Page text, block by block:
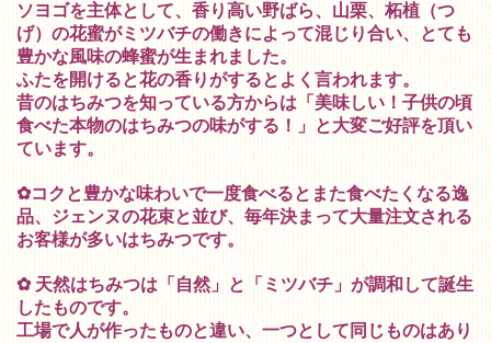
ソヨゴを主体として、香り高い野ばら、山栗、柘植（つ
げ）の花蜜がミツバチの働きによって混じり合い、とても
豊かな風味の蜂蜜が生まれました。
ふたを開けると花の香りがするとよく言われます。
昔のはちみつを知っている方からは「美味しい！子供の頃
食べた本物のはちみつの味がする！」と大変ご好評を頂い
ています。
✿コクと豊かな味わいで一度食べるとまた食べたくなる逸
品、ジェンヌの花束と並び、毎年決まって大量注文される
お客様が多いはちみつです。
✿ 天然はちみつは「自然」と「ミツバチ」が調和して誕生
したものです。
工場で人が作ったものと違い、一つとして同じものはあり